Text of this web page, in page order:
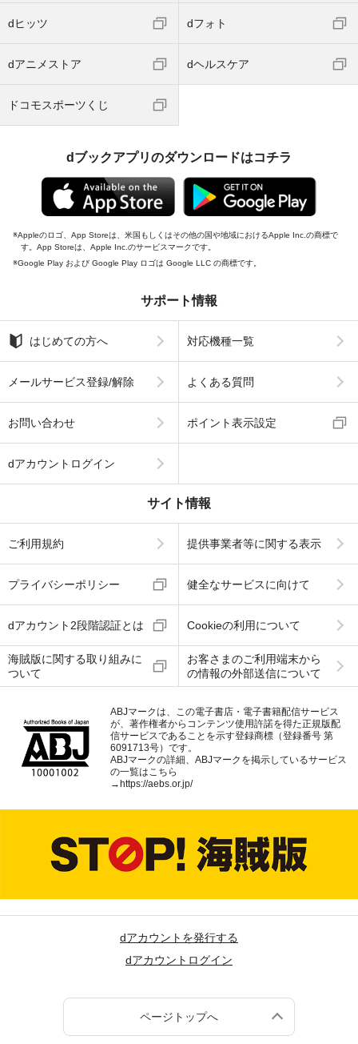
dヒッツ dフォト
dアニメストア dヘルスケア
ドコモスポーツくじ
dブックアプリのダウンロードはコチラ
Appleのロゴ、App Storeは、米国もしくはその他の国や地域におけるApple Inc.の商標で
す。App Storeは、Apple Inc.のサービスマークです。
Google Play および Google Play ロゴは Google LLC の商標です。
サポート情報
はじめての方へ 対応機種一覧
メールサービス登録/解除 よくある質問
お問い合わせ ポイント表示設定
dアカウントログイン
サイト情報
ご利用規約 提供事業者等に関する表示
プライバシーポリシー 健全なサービスに向けて
dアカウント2段階認証とは Cookieの利用について
海賊版に関する取り組みに
ついて
お客さまのご利用端末から
の情報の外部送信について
ABJマークは、この電子書店・電子書籍配信サービス
が、著作権者からコンテンツ使用許諾を得た正規版配
信サービスであることを示す登録商標（登録番号 第
6091713号）です。
ABJマークの詳細、ABJマークを掲示しているサービス
の一覧はこちら
→ https://aebs.or.jp/
dアカウントを発行する
dアカウントログイン
ページトップへ